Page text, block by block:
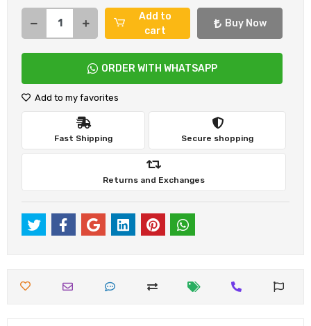
Add to
cart
Buy Now
ORDER WITH WHATSAPP
Add to my favorites
Fast Shipping Secure shopping
Returns and Exchanges